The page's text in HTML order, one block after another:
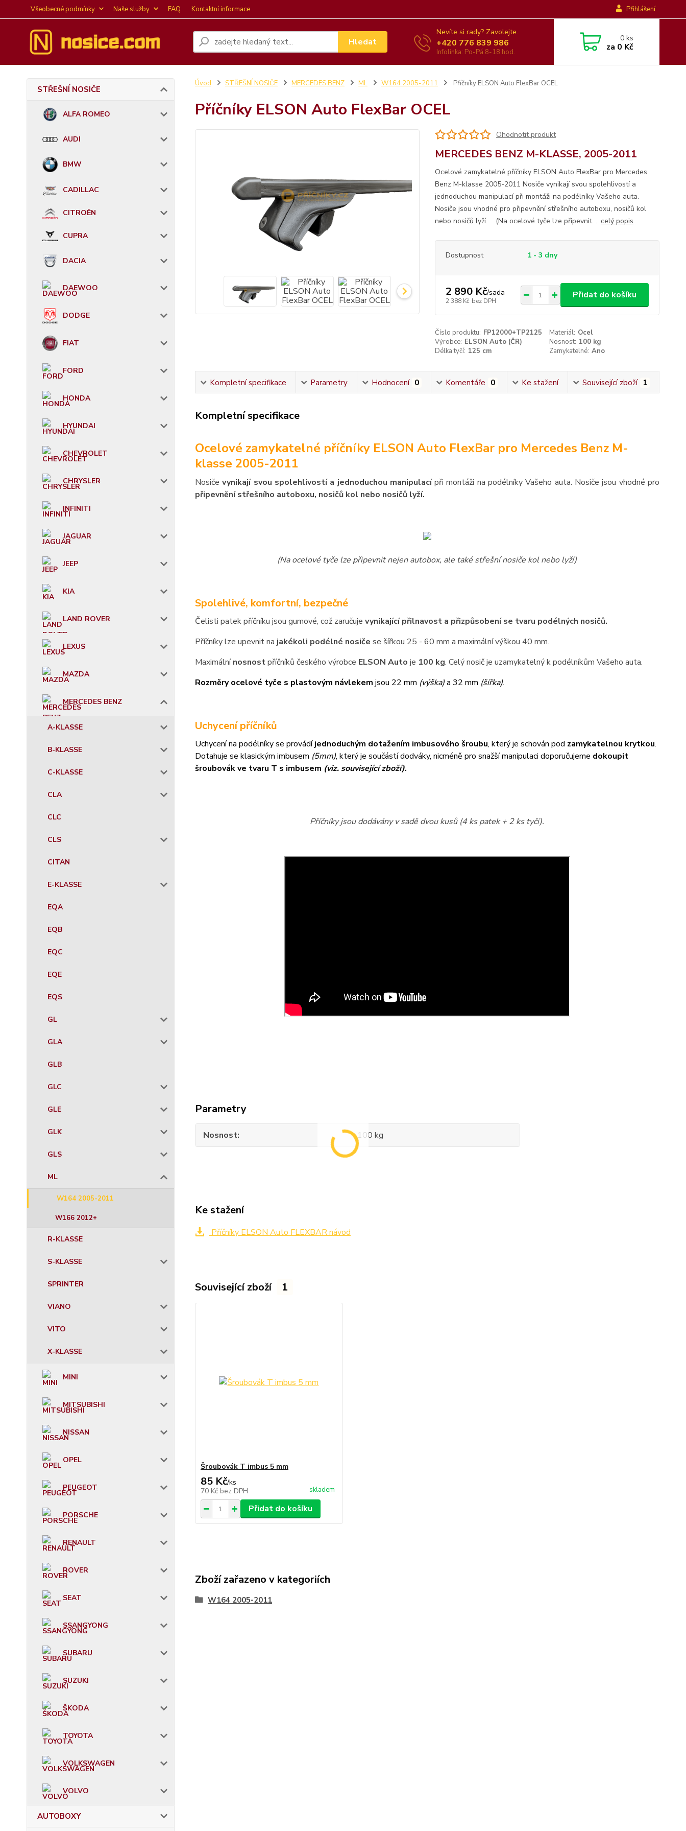
Všeobecné podmínky Naše služby FAQ Kontaktní informace Přihlášení
Hledat
Nevíte si rady? Zavolejte.
+420 776 839 986
Infolinka: Po-Pá 8-18 hod.
0ks
za 0 Kč
STŘEŠNÍ NOSIČE
ALFA ROMEO
AUDI
BMW
CADILLAC
CITROËN
CUPRA
DACIA
DAEWOO
DODGE
FIAT
FORD
HONDA
HYUNDAI
CHEVROLET
CHRYSLER
INFINITI
JAGUAR
JEEP
KIA
LAND ROVER
LEXUS
MAZDA
MERCEDES BENZ
A-KLASSE
B-KLASSE
C-KLASSE
CLA
CLC
CLS
CITAN
E-KLASSE
EQA
EQB
EQC
EQE
EQS
GL
GLA
GLB
GLC
GLE
GLK
GLS
ML
W164 2005-2011
W166 2012+
R-KLASSE
S-KLASSE
SPRINTER
VIANO
VITO
X-KLASSE
MINI
MITSUBISHI
NISSAN
OPEL
PEUGEOT
PORSCHE
RENAULT
ROVER
SEAT
SSANGYONG
SUBARU
SUZUKI
ŠKODA
TOYOTA
VOLKSWAGEN
VOLVO
AUTOBOXY
Úvod STŘEŠNÍ NOSIČE MERCEDES BENZ ML W164 2005-2011 Příčníky ELSON Auto FlexBar OCEL
Příčníky ELSON Auto FlexBar OCEL
Ohodnotit produkt
MERCEDES BENZ M-KLASSE, 2005-2011
Ocelové zamykatelné příčníky ELSON Auto FlexBar pro Mercedes
Benz M-klasse 2005-2011 Nosiče vynikají svou spolehlivostí a
jednoduchou manipulací při montáži na podélníky Vašeho auta.
Nosiče jsou vhodné pro připevnění střešního autoboxu, nosičů kol
nebo nosičů lyží. (Na ocelové tyče lze připevnit ... celý popis
Dostupnost 1 - 3 dny
2 890 Kč/sada
2 388 Kč bez DPH
Přidat do košíku
Číslo produktu: FP12000+TP2125 Materiál: Ocel
Výrobce: ELSON Auto (ČR) Nosnost: 100 kg
Délka tyčí: 125 cm Zamykatelné: Ano
Kompletní specifikace Parametry Hodnocení 0 Komentáře 0 Ke stažení Související zboží 1
Kompletní specifikace
Ocelové zamykatelné příčníky ELSON Auto FlexBar pro Mercedes Benz M-
klasse 2005-2011
Nosičevynikají svou spolehlivostí a jednoduchou manipulacípři montáži na podélníky Vašeho auta. Nosiče jsou vhodné pro
připevnění střešního autoboxu, nosičů kol nebo nosičů lyží.
(Na ocelové tyče lze připevnit nejen autobox, ale také střešní nosiče kol nebo lyží)
Spolehlivé, komfortní, bezpečné
Čelisti patek příčníku jsou gumové, což zaručuje vynikající přilnavost a přizpůsobení se tvaru podélných nosičů.
Příčníky lze upevnit na jakékoli podélné nosiče se šířkou 25 - 60 mm a maximální výškou 40 mm.
Maximálnínosnostpříčníků českého výrobce ELSON Auto je 100 kg. Celý nosič je uzamykatelný k podélníkům Vašeho auta.
Rozměry ocelové tyče s plastovým návlekem jsou 22 mm (výška)a 32 mm (šířka).
Uchycení příčníků
Uchycení na podélníky se provádíjednoduchým dotažením imbusového šroubu, který je schován pod zamykatelnou krytkou.
Dotahuje se klasickým imbusem (5mm), který je součástí dodváky, nicméně pro snažší manipulaci doporučujeme dokoupit
šroubovák ve tvaru T s imbusem (viz. související zboží).
Příčníky jsou dodávány v sadě dvou kusů (4 ks patek + 2 ks tyčí).
Parametry
Nosnost 100 kg
Ke stažení
Příčníky ELSON Auto FLEXBAR návod
Související zboží 1
Šroubovák T imbus 5 mm
85 Kč/ks
70 Kč bez DPH skladem
Přidat do košíku
Zboží zařazeno v kategoriích
W164 2005-2011